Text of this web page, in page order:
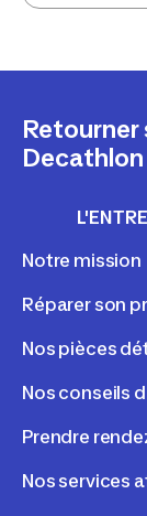
Retourner
Decathlon
Notre mission
Réparer son
Nos pièces
Nos conseils
Prendre
Nos services